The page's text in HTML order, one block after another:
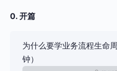
0. 开篇
为什么要学业务流程生命
钟）